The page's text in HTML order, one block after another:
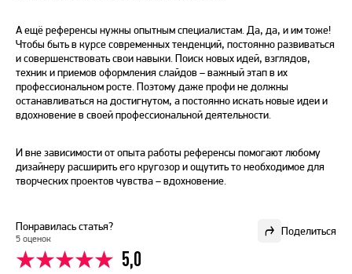
А ещё референсы нужны опытным специалистам. Да, да, и им тоже!
Чтобы быть в курсе современных тенденций, постоянно развиваться
и совершенствовать свои навыки. Поиск новых идей, взглядов,
техник и приемов оформления слайдов – важный этап в их
профессиональном росте. Поэтому даже профи не должны
останавливаться на достигнутом, а постоянно искать новые идеи и
вдохновение в своей профессиональной деятельности.
И вне зависимости от опыта работы референсы помогают любому
дизайнеру расширить его кругозор и ощутить то необходимое для
творческих проектов чувства – вдохновение.
Поделиться
Понравилась статья?
5 оценок
5,0